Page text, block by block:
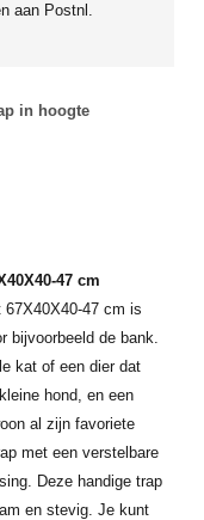
aan Postnl.
in hoogte
47 cm
67X40X40-47 cm is
bijvoorbeeld de bank.
kat of een dier dat
hond, en een
al zijn favoriete
met een verstelbare
Deze handige trap
en stevig. Je kunt